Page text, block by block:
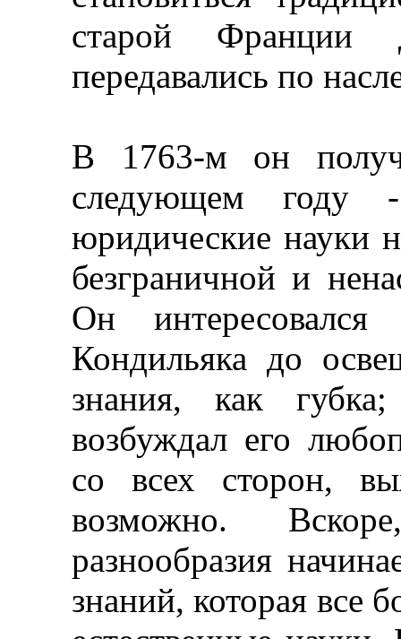
старой Франции
передавались по
В 1763-м он
следующем году
юридические науки
безграничной и
Он
Кондильяка до
знания, как
возбуждал его
со всех сторон,
возможно.
разнообразия
знаний, которая все